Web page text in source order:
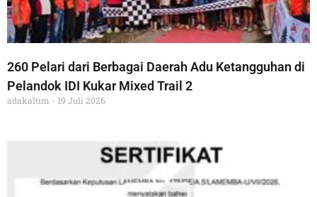
260 Pelari dari Berbagai Daerah Adu Ketangguhan di
Pelandok IDI Kukar Mixed Trail 2
adakaltim 19 Juli 2026